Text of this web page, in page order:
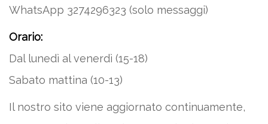
WhatsApp 3274296323 (solo messaggi)
Orario:
Dal lunedì al venerdì (15-18)
Sabato mattina (10-13)
Il nostro sito viene aggiornato continuamente,